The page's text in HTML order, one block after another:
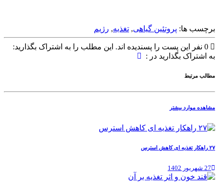
برچسب ها: پروتئین گیاهی, تغذیه, رژیم
0 نفر این پست را پسندیده اند. این مطلب را به اشتراک بگذارید:
به اشتراک بگذارید در :
مطالب مرتبط
مشاهده موارد بیشتر
۲۷ راهکار تغذیه ای کاهش استرس
27 شهریور 1402